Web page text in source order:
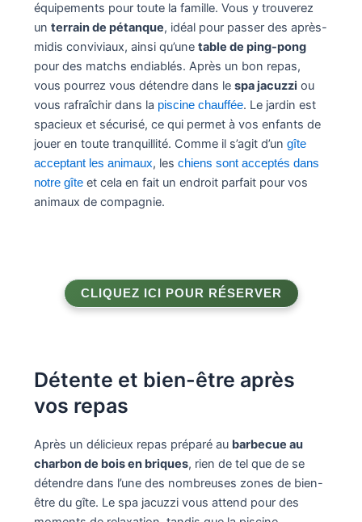
équipements pour toute la famille. Vous y trouverez
un terrain de pétanque, idéal pour passer des après-
midis conviviaux, ainsi qu’une table de ping-pong
pour des matchs endiablés. Après un bon repas,
vous pourrez vous détendre dans le spa jacuzzi ou
vous rafraîchir dans la piscine chauffée. Le jardin est
spacieux et sécurisé, ce qui permet à vos enfants de
jouer en toute tranquillité. Comme il s’agit d’un gîte
acceptant les animaux, les chiens sont acceptés dans
notre gîteet cela en fait un endroit parfait pour vos
animaux de compagnie.
CLIQUEZ ICI POUR RÉSERVER
Détente et bien-être après
vos repas
Après un délicieux repas préparé au barbecue au
charbon de bois en briques, rien de tel que de se
détendre dans l’une des nombreuses zones de bien-
être du gîte. Le spa jacuzzi vous attend pour des